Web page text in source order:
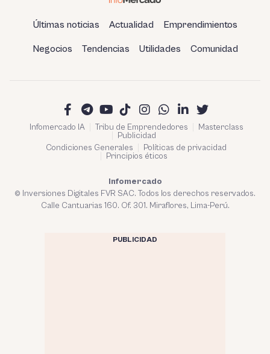
Últimas noticias Actualidad Emprendimientos
Negocios Tendencias Utilidades Comunidad
Infomercado IA Tribu de Emprendedores
Masterclass
Publicidad
Condiciones Generales
Políticas de privacidad
Principios éticos
Infomercado
© Inversiones Digitales FVR SAC. Todos los derechos reservados.
Calle Cantuarias 160. Of. 301. Miraflores, Lima-Perú.
PUBLICIDAD